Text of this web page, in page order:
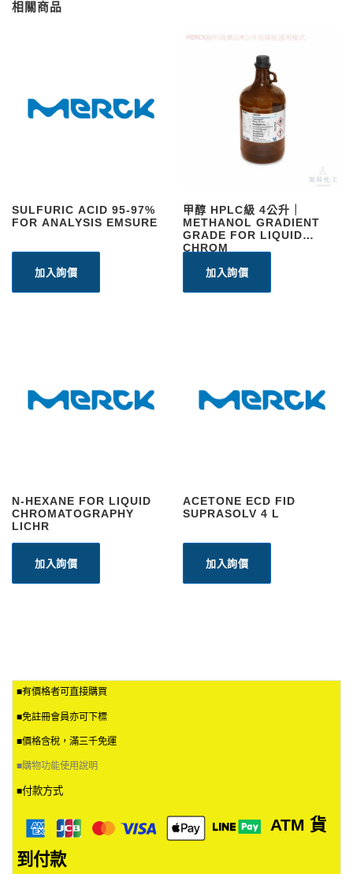
相關商品
SULFURIC ACID 95-97%
FOR ANALYSIS EMSURE
加入詢價
甲醇 HPLC級 4公升｜
METHANOL GRADIENT
GRADE FOR LIQUID
CHROM
加入詢價
N-HEXANE FOR LIQUID
CHROMATOGRAPHY
LICHR
加入詢價
ACETONE ECD FID
SUPRASOLV 4 L
加入詢價
■有價格者可直接購買
■免註冊會員亦可下標
■價格含稅，滿三千免運
■購物功能使用說明
■付款方式
ATM 貨
到付款